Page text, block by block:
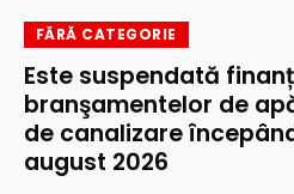
FĂRĂ CATEGORIE
Este suspendată
branşamentelor de
de canalizare
august 2026